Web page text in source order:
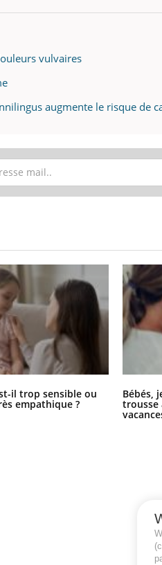
vulvaires
augmente le risque de
il trop sensible ou
empathique ?
Bébés,
trousse